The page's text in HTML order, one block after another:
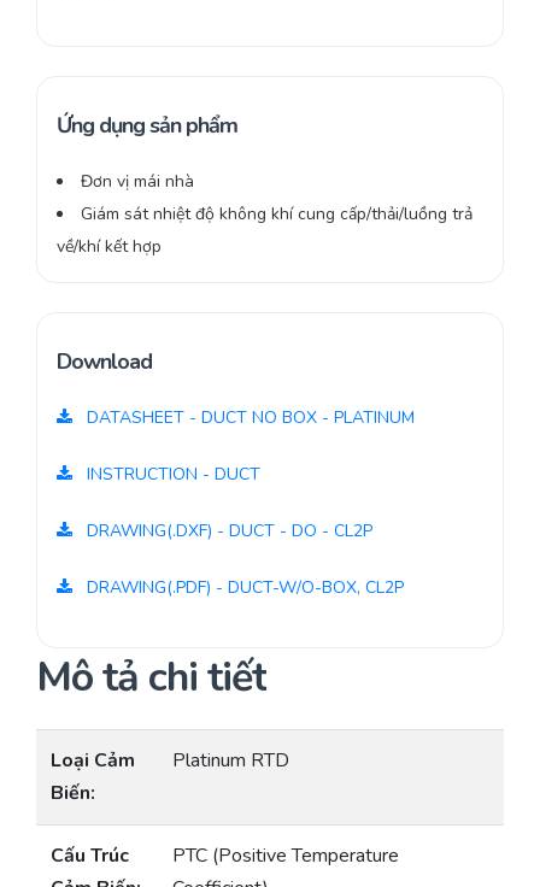
Ứng dụng sản phẩm
Đơn vị mái nhà
Giám sát nhiệt độ không khí cung cấp/thải/luồng trả
về/khí kết hợp
Download
DATASHEET - DUCT NO BOX - PLATINUM
INSTRUCTION - DUCT
DRAWING(.DXF) - DUCT - DO - CL2P
DRAWING(.PDF) - DUCT-W/O-BOX, CL2P
Mô tả chi tiết
Loại Cảm
Biến:
Platinum RTD
Cấu Trúc
PTC (Positive Temperature